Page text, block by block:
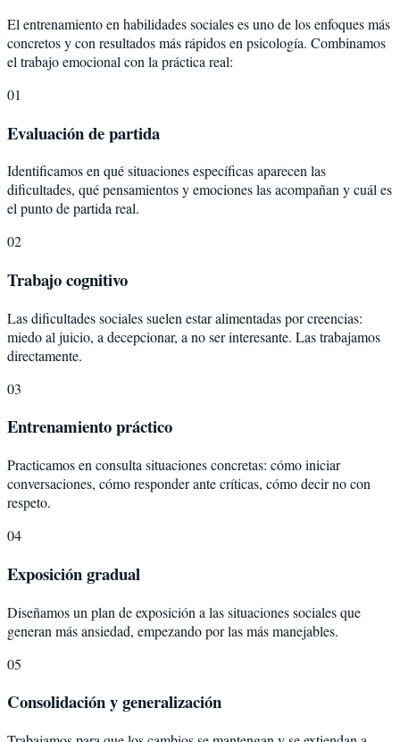
El entrenamiento en habilidades sociales es uno de los enfoques más
concretos y con resultados más rápidos en psicología. Combinamos
el trabajo emocional con la práctica real:
01
Evaluación de partida
Identificamos en qué situaciones específicas aparecen las
dificultades, qué pensamientos y emociones las acompañan y cuál es
el punto de partida real.
02
Trabajo cognitivo
Las dificultades sociales suelen estar alimentadas por creencias:
miedo al juicio, a decepcionar, a no ser interesante. Las trabajamos
directamente.
03
Entrenamiento práctico
Practicamos en consulta situaciones concretas: cómo iniciar
conversaciones, cómo responder ante críticas, cómo decir no con
respeto.
04
Exposición gradual
Diseñamos un plan de exposición a las situaciones sociales que
generan más ansiedad, empezando por las más manejables.
05
Consolidación y generalización